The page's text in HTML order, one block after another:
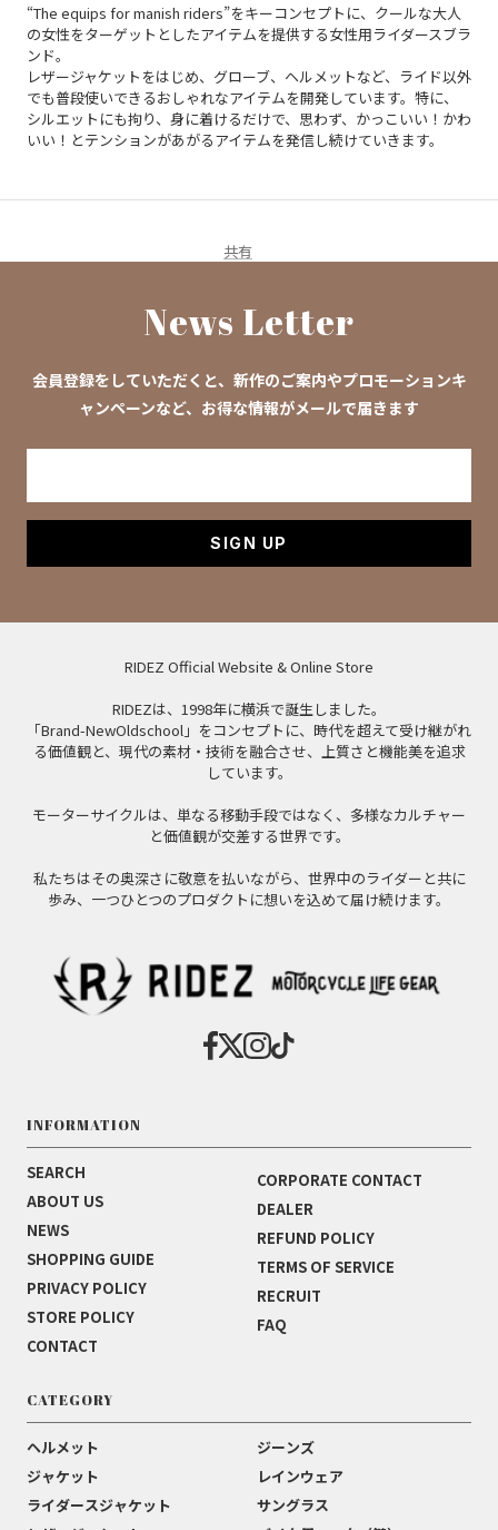
“The equips for manish riders”をキーコンセプトに、クールな大人
の女性をターゲットとしたアイテムを提供する女性用ライダースブラ
ンド。
レザージャケットをはじめ、グローブ、ヘルメットなど、ライド以外
でも普段使いできるおしゃれなアイテムを開発しています。特に、
シルエットにも拘り、身に着けるだけで、思わず、かっこいい！かわ
いい！とテンションがあがるアイテムを発信し続けていきます。
共有
News Letter
会員登録をしていただくと、新作のご案内やプロモーションキ
ャンペーンなど、お得な情報がメールで届きます
SIGN UP
RIDEZ Official Website & Online Store
RIDEZは、1998年に横浜で誕生しました。
「Brand-NewOldschool」をコンセプトに、時代を超えて受け継がれ
る価値観と、現代の素材・技術を融合させ、上質さと機能美を追求
しています。
モーターサイクルは、単なる移動手段ではなく、多様なカルチャー
と価値観が交差する世界です。
私たちはその奥深さに敬意を払いながら、世界中のライダーと共に
歩み、一つひとつのプロダクトに想いを込めて届け続けます。
INFORMATION
SEARCH
ABOUT US
NEWS
SHOPPING GUIDE
PRIVACY POLICY
STORE POLICY
CONTACT
CORPORATE CONTACT
DEALER
REFUND POLICY
TERMS OF SERVICE
RECRUIT
FAQ
CATEGORY
ヘルメット
ジャケット
ライダースジャケット
ジーンズ
レインウェア
サングラス